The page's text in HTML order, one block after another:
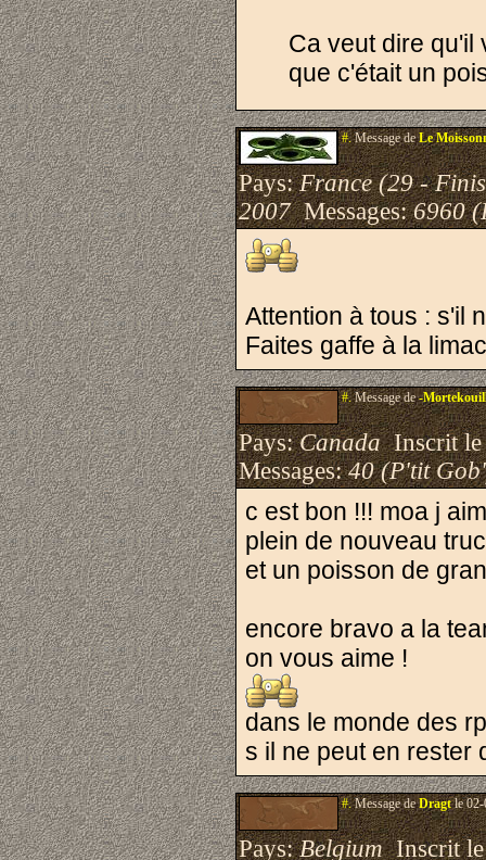
Ca veut dire qu'il
que c'était un
#.Message deLe
Pays:France (29 -
2007Messages:6960
Attention à tous : s'il
Faites gaffe à la
#.Message de-
Pays:CanadaInscrit
Messages:40 (P'tit
c est bon !!! moa j
plein de nouveau
et un poisson de
encore bravo a la
on vous aime !
dans le monde des
s il ne peut en rester
#.Message deDragtle 02-
Pays:BelgiumInscrit